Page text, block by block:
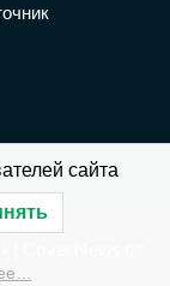
сайта